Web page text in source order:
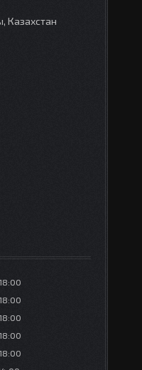
Казахстан
18:00
18:00
18:00
18:00
18:00